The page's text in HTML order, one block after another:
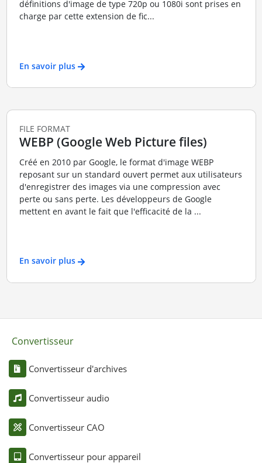
définitions d'image de type 720p ou 1080i sont prises en
charge par cette extension de fic...
En savoir plus
FILE FORMAT
WEBP (Google Web Picture files)
Créé en 2010 par Google, le format d'image WEBP
reposant sur un standard ouvert permet aux utilisateurs
d'enregistrer des images via une compression avec
perte ou sans perte. Les développeurs de Google
mettent en avant le fait que l'efficacité de la ...
En savoir plus
Convertisseur
Convertisseur d'archives
Convertisseur audio
Convertisseur CAO
Convertisseur pour appareil